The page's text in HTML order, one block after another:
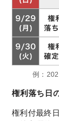
例：
権利落ち日
権利付最終